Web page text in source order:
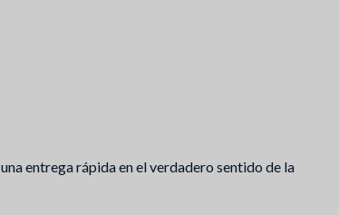
entrega rápida en el verdadero sentido de la